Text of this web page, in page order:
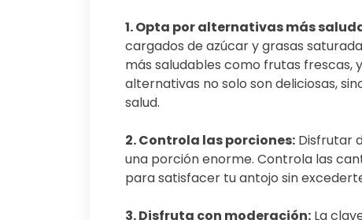
1. Opta por alternativas más
cargados de azúcar y grasas
más saludables como frutas frescas,
alternativas no solo son deliciosas,
salud.
2. Controla las porciones: Disfrutar
una porción enorme. Controla las
para satisfacer tu antojo sin
3. Disfruta con moderación: La